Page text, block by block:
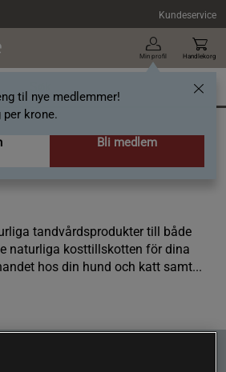
Kundeservice
Min profil
til nye medlemmer!
krone.
Bli medlem
Handlekorg
tandvårdsprodukter till både
naturliga kosttillskotten för dina
hos din hund och katt samt...